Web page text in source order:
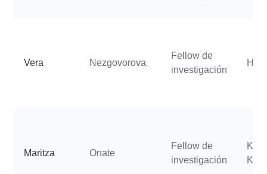
Vera Nezgovorova
Fellow de
investigación
Maritza Onate
Fellow de
investigación